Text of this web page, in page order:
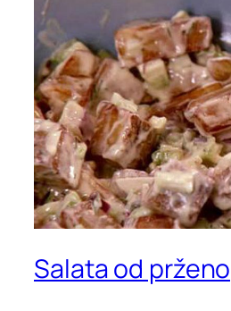
Salata od